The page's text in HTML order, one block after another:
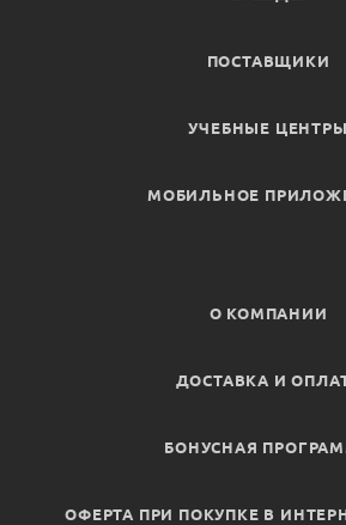
ПОСТАВЩИКИ
УЧЕБНЫЕ ЦЕНТРЫ
МОБИЛЬНОЕ
О КОМПАНИИ
ДОСТАВКА И
БОНУСНАЯ
ОФЕРТА ПРИ ПОКУПКЕ В